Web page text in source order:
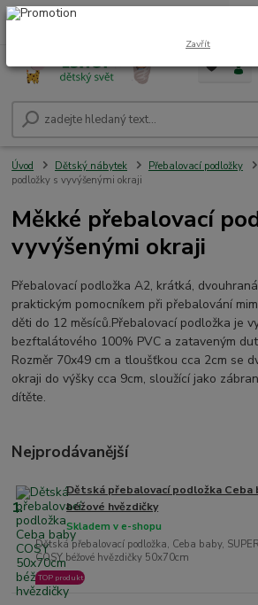
+420 604 278 943
Úvod Dětský nábytek Přebalovací podložky
podložky s vyvýšenými okraji
Měkké přebalovací
vyvýšenými okraji
Přebalovací podložka A2, krátká,
praktickým pomocníkem při přebalování
děti do 12 měsíců.Přebalovací podložka je
bezftalátového 100% PVC a zataveným
Rozměr 70x49 cm a tloušťkou cca 2cm se
okraji do výšky cca 9cm, sloužící jako
dítěte.
Nejprodávanější
1.
Dětská přebalovací podložka Ceba
béžové hvězdičky
Dětská přebalovací podložka, Ceba baby,
COSY béžové hvězdičky 50x70cm
Skladem v e-shopu
TOP produkt
Zavřít